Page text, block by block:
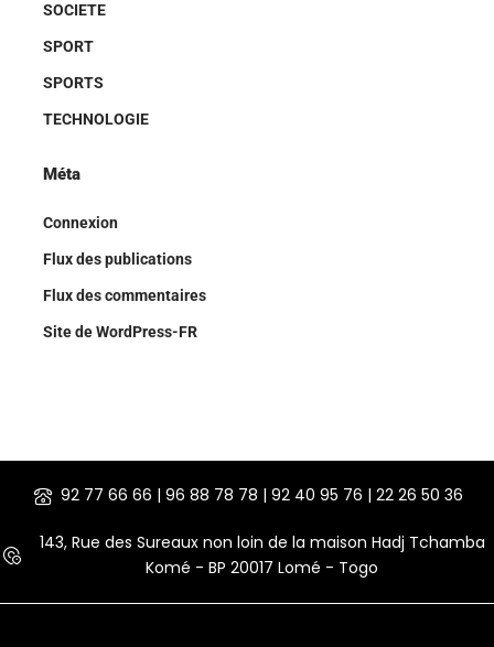
SOCIETE
SPORT
SPORTS
TECHNOLOGIE
Méta
Connexion
Flux des publications
Flux des commentaires
Site de WordPress-FR
92 77 66 66 | 96 88 78 78 | 92 40 95 76 | 22 26 50 36
143, Rue des Sureaux non loin de la maison Hadj Tchamba
Komé - BP 20017 Lomé - Togo